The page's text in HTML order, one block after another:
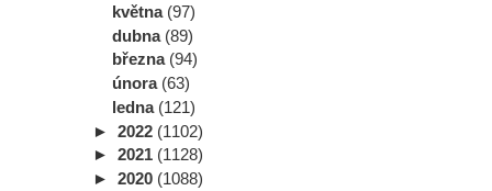
května (97)
dubna (89)
března (94)
února (63)
ledna (121)
► 2022 (1102)
► 2021 (1128)
► 2020 (1088)